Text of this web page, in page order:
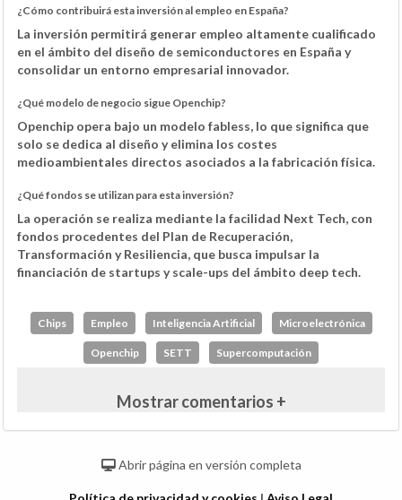
¿Cómo contribuirá esta inversión al empleo en España?
La inversión permitirá generar empleo altamente cualificado
en el ámbito del diseño de semiconductores en España y
consolidar un entorno empresarial innovador.
¿Qué modelo de negocio sigue Openchip?
Openchip opera bajo un modelo fabless, lo que significa que
solo se dedica al diseño y elimina los costes
medioambientales directos asociados a la fabricación física.
¿Qué fondos se utilizan para esta inversión?
La operación se realiza mediante la facilidad Next Tech, con
fondos procedentes del Plan de Recuperación,
Transformación y Resiliencia, que busca impulsar la
financiación de startups y scale-ups del ámbito deep tech.
Chips Empleo Inteligencia Artificial Microelectrónica
Openchip SETT Supercomputación
Mostrar comentarios +
Abrir página en versión completa